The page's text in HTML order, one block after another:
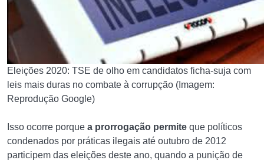
Eleições 2020: TSE de olho em candidatos ficha-suja com
leis mais duras no combate à corrupção (Imagem:
Reprodução Google)
Isso ocorre porque a prorrogação permite que políticos
condenados por práticas ilegais até outubro de 2012
participem das eleições deste ano, quando a punição de